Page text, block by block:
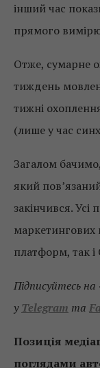
інший час
прямого
Отже, сумарне
тиждень
тижні
(лише у час
Загалом
який
закінчився.
маркетингових
платформ, так
Підписуйтесь
у Telegram та
Позиція
поглядами